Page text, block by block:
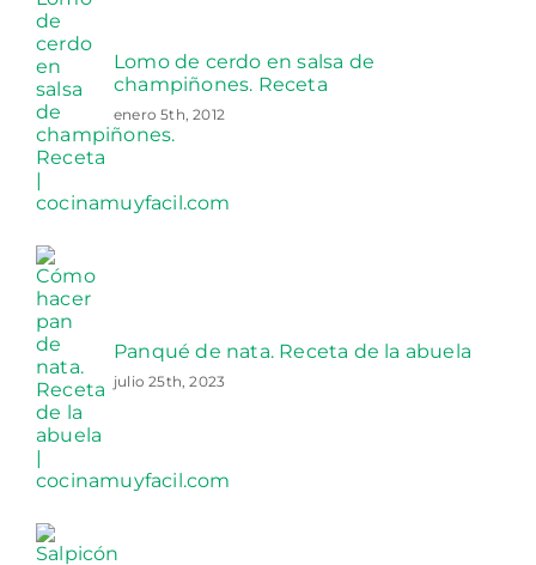
Lomo de cerdo en salsa de
champiñones. Receta
enero 5th, 2012
Panqué de nata. Receta de la abuela
julio 25th, 2023